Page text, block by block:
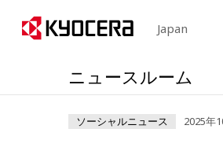
Japan
ニュースルーム
ソーシャルニュース 2025年